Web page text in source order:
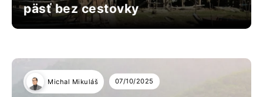
päsť bez cestovky
Michal Mikuláš 07/10/2025